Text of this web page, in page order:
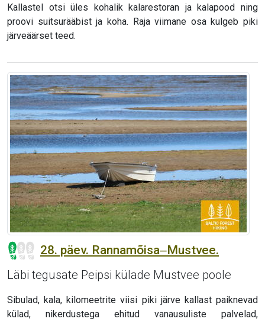
Kallastel otsi üles kohalik kalarestoran ja kalapood ning
proovi suitsurääbist ja koha. Raja viimane osa kulgeb piki
järveäärset teed.
28. päev. Rannamõisa‒Mustvee.
Läbi tegusate Peipsi külade Mustvee poole
Sibulad, kala, kilomeetrite viisi piki järve kallast paiknevad
külad, nikerdustega ehitud vanausuliste palvelad,